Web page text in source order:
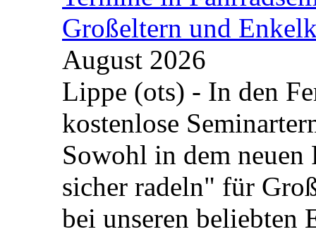
Großeltern und
August 2026
Lippe (ots) - In den
kostenlose
Sowohl in dem neuen
sicher radeln" für
bei unseren beliebten